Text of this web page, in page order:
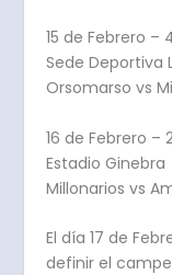
15 de Febrero –
Sede Deportiva
Orsomarso vs
16 de Febrero –
Estadio Ginebra
Millonarios vs
El día 17 de
definir el